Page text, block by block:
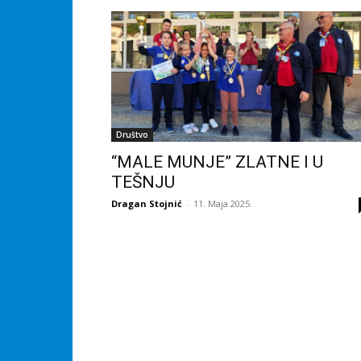
Društvo
“MALE MUNJE” ZLATNE I U
TEŠNJU
Dragan Stojnić - 11. Maja 2025.